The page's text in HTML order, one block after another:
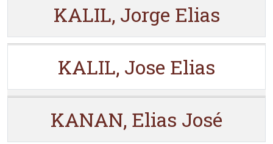
KALIL, Jorge Elias
KALIL, Jose Elias
KANAN, Elias José